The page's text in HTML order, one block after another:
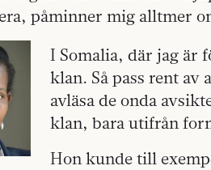
påminner mig alltmer
I Somalia, där jag är
klan. Så pass rent av
avläsa de onda
klan, bara utifrån
Hon kunde till